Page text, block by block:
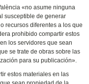
«no asume ninguna
susceptible de generar
recursos diferentes a los que
prohibido compartir estos
los servidores que sean
se trate de obras sobre las
para su publicación».
estos materiales en las